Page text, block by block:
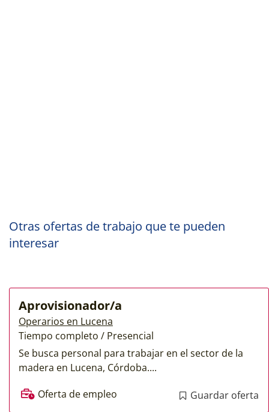
Otras ofertas de trabajo que te pueden
interesar
Aprovisionador/a
Operarios en Lucena
Tiempo completo / Presencial
Se busca personal para trabajar en el sector de la
madera en Lucena, Córdoba....
Oferta de empleo
Guardar oferta